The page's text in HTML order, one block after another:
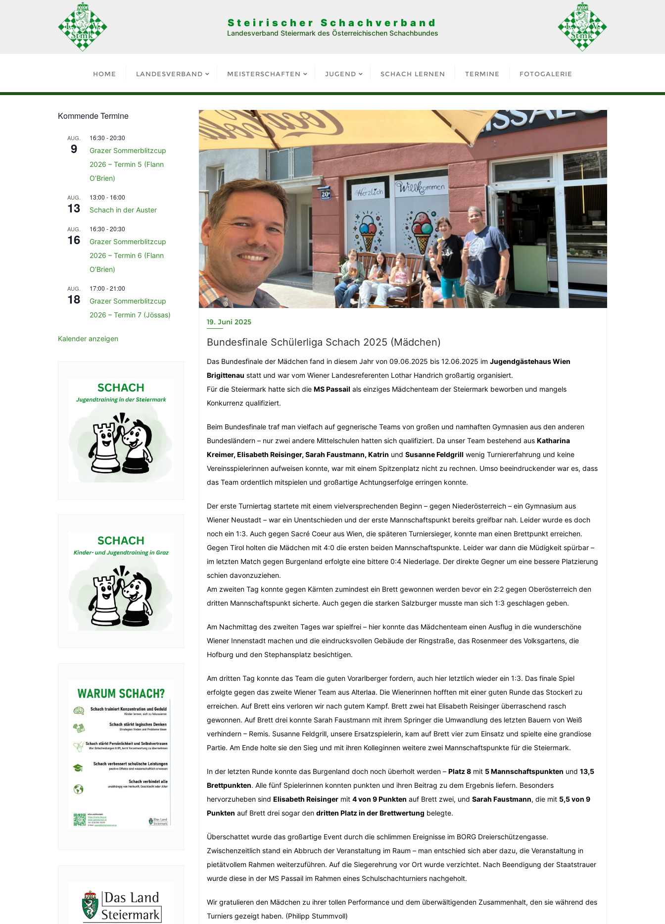
Steirischer Schachverband
Landesverband Steiermark des Österreichischen Schachbundes
HOME LANDESVERBAND MEISTERSCHAFTEN JUGEND SCHACH LERNEN TERMINE FOTOGALERIE
19. Juni 2025
Bundesfinale Schülerliga Schach 2025 (Mädchen)
Das Bundesfinale der Mädchen fand in diesem Jahr von 09.06.2025 bis 12.06.2025 im Jugendgästehaus Wien
Brigittenau statt und war vom Wiener Landesreferenten Lothar Handrich großartig organisiert.
Für die Steiermark hatte sich die MS Passail als einziges Mädchenteam der Steiermark beworben und mangels
Konkurrenz qualifiziert.
Beim Bundesfinale traf man vielfach auf gegnerische Teams von großen und namhaften Gymnasien aus den anderen
Bundesländern – nur zwei andere Mittelschulen hatten sich qualifiziert. Da unser Team bestehend aus Katharina
Kreimer, Elisabeth Reisinger, Sarah Faustmann, Katrin und Susanne Feldgrill wenig Turniererfahrung und keine
Vereinsspielerinnen aufweisen konnte, war mit einem Spitzenplatz nicht zu rechnen. Umso beeindruckender war es, dass
das Team ordentlich mitspielen und großartige Achtungserfolge erringen konnte.
Der erste Turniertag startete mit einem vielversprechenden Beginn – gegen Niederösterreich – ein Gymnasium aus
Wiener Neustadt – war ein Unentschieden und der erste Mannschaftspunkt bereits greifbar nah. Leider wurde es doch
noch ein 1:3. Auch gegen Sacré Coeur aus Wien, die späteren Turniersieger, konnte man einen Brettpunkt erreichen.
Gegen Tirol holten die Mädchen mit 4:0 die ersten beiden Mannschaftspunkte. Leider war dann die Müdigkeit spürbar –
im letzten Match gegen Burgenland erfolgte eine bittere 0:4 Niederlage. Der direkte Gegner um eine bessere Platzierung
schien davonzuziehen.
Am zweiten Tag konnte gegen Kärnten zumindest ein Brett gewonnen werden bevor ein 2:2 gegen Oberösterreich den
dritten Mannschaftspunkt sicherte. Auch gegen die starken Salzburger musste man sich 1:3 geschlagen geben.
Am Nachmittag des zweiten Tages war spielfrei – hier konnte das Mädchenteam einen Ausflug in die wunderschöne
Wiener Innenstadt machen und die eindrucksvollen Gebäude der Ringstraße, das Rosenmeer des Volksgartens, die
Hofburg und den Stephansplatz besichtigen.
Am dritten Tag konnte das Team die guten Vorarlberger fordern, auch hier letztlich wieder ein 1:3. Das finale Spiel
erfolgte gegen das zweite Wiener Team aus Alterlaa. Die Wienerinnen hofften mit einer guten Runde das Stockerl zu
erreichen. Auf Brett eins verloren wir nach gutem Kampf. Brett zwei hat Elisabeth Reisinger überraschend rasch
gewonnen. Auf Brett drei konnte Sarah Faustmann mit ihrem Springer die Umwandlung des letzten Bauern von Weiß
verhindern – Remis. Susanne Feldgrill, unsere Ersatzspielerin, kam auf Brett vier zum Einsatz und spielte eine grandiose
Partie. Am Ende holte sie den Sieg und mit ihren Kolleginnen weitere zwei Mannschaftspunkte für die Steiermark.
In der letzten Runde konnte das Burgenland doch noch überholt werden – Platz 8 mit 5 Mannschaftspunkten und 13,5
Brettpunkten. Alle fünf Spielerinnen konnten punkten und ihren Beitrag zu dem Ergebnis liefern. Besonders
hervorzuheben sind Elisabeth Reisinger mit 4 von 9 Punkten auf Brett zwei, und Sarah Faustmann, die mit 5,5 von 9
Punkten auf Brett drei sogar den dritten Platz in der Brettwertung belegte.
Überschattet wurde das großartige Event durch die schlimmen Ereignisse im BORG Dreierschützengasse.
Zwischenzeitlich stand ein Abbruch der Veranstaltung im Raum – man entschied sich aber dazu, die Veranstaltung in
pietätvollem Rahmen weiterzuführen. Auf die Siegerehrung vor Ort wurde verzichtet. Nach Beendigung der Staatstrauer
wurde diese in der MS Passail im Rahmen eines Schulschachturniers nachgeholt.
Wir gratulieren den Mädchen zu ihrer tollen Performance und dem überwältigenden Zusammenhalt, den sie während des
Turniers gezeigt haben. (Philipp Stummvoll)
Kommende Termine
AUG.
9
16:30 -20:30
Grazer Sommerblitzcup
2026 – Termin 5 (Flann
O’Brien)
AUG.
13
13:00 - 16:00
Schach in der Auster
AUG.
16
16:30 -20:30
Grazer Sommerblitzcup
2026 – Termin 6 (Flann
O’Brien)
AUG.
18
17:00 -21:00
Grazer Sommerblitzcup
2026 – Termin 7 (Jössas)
Kalender anzeigen